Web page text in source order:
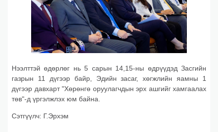
Нээлттэй өдөрлөг нь 5 сарын 14,15-ны өдрүүдэд Засгийн
газрын 11 дүгээр байр, Эдийн засаг, хөгжлийн яамны 1
дүгээр давхарт "Хөрөнгө оруулагчдын эрх ашгийг хамгаалах
төв"-д үргэлжлэх юм байна.
Сэтгүүлч: Г.Эрхэм